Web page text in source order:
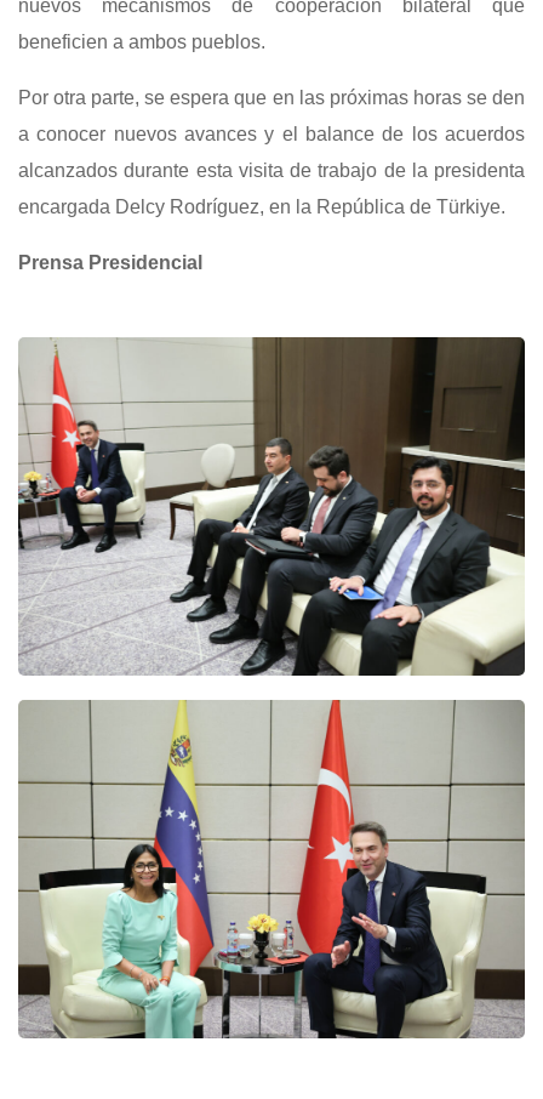
nuevos mecanismos de cooperación bilateral que
beneficien a ambos pueblos.
Por otra parte, se espera que en las próximas horas se den
a conocer nuevos avances y el balance de los acuerdos
alcanzados durante esta visita de trabajo de la presidenta
encargada Delcy Rodríguez, en la República de Türkiye.
Prensa Presidencial